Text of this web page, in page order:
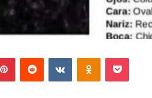
PinterestReddit VKontakteOdnoklassniki
Pocket